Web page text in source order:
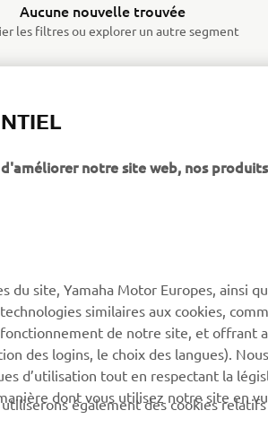
Aucune nouvelle trouvée
les filtres ou explorer un autre segment
Global
Support de la boutique en
ligne
Catalogue pièces
détachées
notre site web, nos
du site, Yamaha Motor Europes, ainsi
similaires aux cookies,
de notre site, et offrant
des logins, le choix des langues).
d’utilisation tout en respectant la
dont vous utilisez notre site en
également des cookies